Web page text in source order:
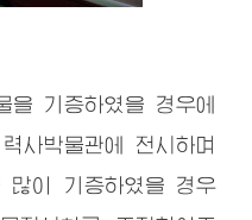
기증하였을 경우에
사박물관에 전시하며
많이 기증하였을 경우